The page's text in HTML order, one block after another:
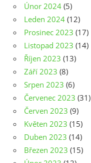
Únor 2024 (5)
Leden 2024 (12)
Prosinec 2023 (17)
Listopad 2023 (14)
Říjen 2023 (13)
Září 2023 (8)
Srpen 2023 (6)
Červenec 2023 (31)
Červen 2023 (9)
Květen 2023 (15)
Duben 2023 (14)
Březen 2023 (15)